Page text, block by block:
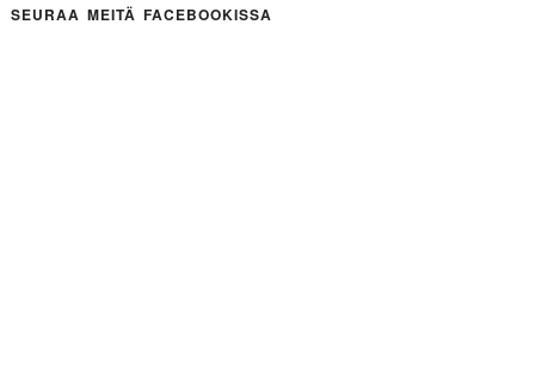
SEURAA MEITÄ FACEBOOKISSA